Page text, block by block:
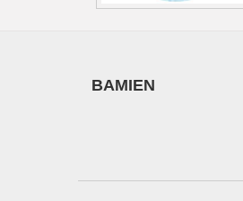
BAMIEN